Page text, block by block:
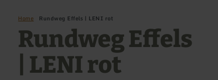
Home Rundweg Effels | LENI rot
Rundweg Effels
| LENI rot